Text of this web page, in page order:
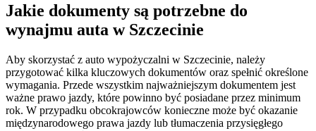
Jakie dokumenty są potrzebne do
wynajmu auta w Szczecinie
Aby skorzystać z auto wypożyczalni w Szczecinie, należy
przygotować kilka kluczowych dokumentów oraz spełnić określone
wymagania. Przede wszystkim najważniejszym dokumentem jest
ważne prawo jazdy, które powinno być posiadane przez minimum
rok. W przypadku obcokrajowców konieczne może być okazanie
międzynarodowego prawa jazdy lub tłumaczenia przysięgłego